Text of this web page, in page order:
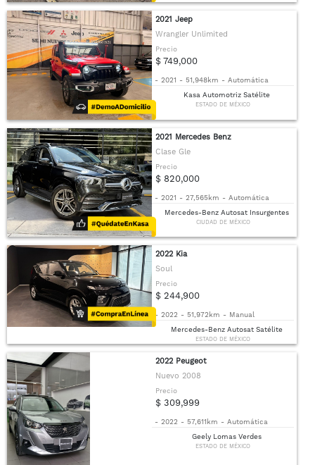
2021 Jeep
Wrangler Unlimited
Precio
$ 749,000
- 2021 - 51,948km - Automática
Kasa Automotriz Satélite
ESTADO DE MÉXICO
2021 Mercedes Benz
Clase Gle
Precio
$ 820,000
- 2021 - 27,565km - Automática
Mercedes-Benz Autosat Insurgentes
CIUDAD DE MÉXICO
2022 Kia
Soul
Precio
$ 244,900
- 2022 - 51,972km - Manual
Mercedes-Benz Autosat Satélite
ESTADO DE MÉXICO
2022 Peugeot
Nuevo 2008
Precio
$ 309,999
- 2022 - 57,611km - Automática
Geely Lomas Verdes
ESTADO DE MÉXICO